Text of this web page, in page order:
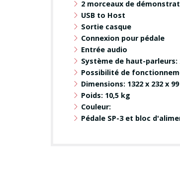
2 morceaux de
USB to Host
Sortie casque
Connexion pour pédale
Entrée audio
Système de haut-parleurs:
Possibilité de
Dimensions: 1322 x 232 x
Poids: 10,5 kg
Couleur:
Pédale SP-3 et bloc